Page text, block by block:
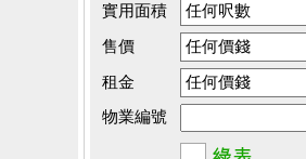
實用面積
售價
租金
物業編號